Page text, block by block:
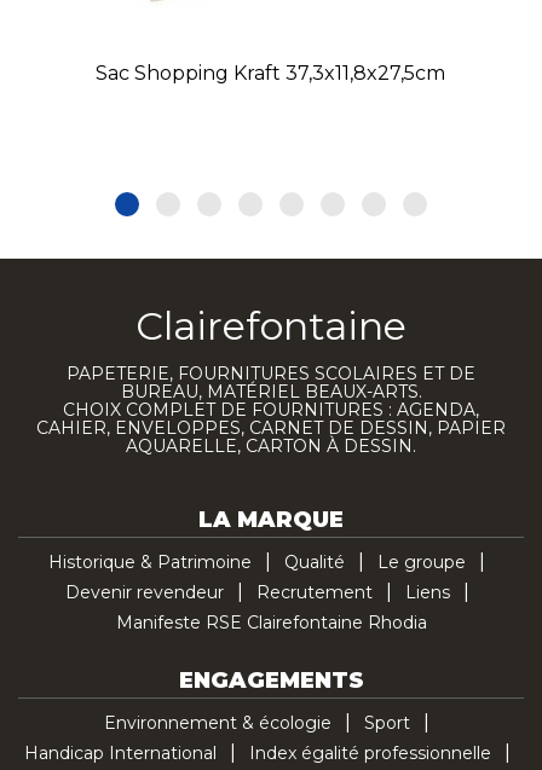
Sac Shopping Kraft 37,3x11,8x27,5cm
Clairefontaine
PAPETERIE, FOURNITURES SCOLAIRES ET DE
BUREAU, MATÉRIEL BEAUX-ARTS.
CHOIX COMPLET DE FOURNITURES : AGENDA,
CAHIER, ENVELOPPES, CARNET DE DESSIN, PAPIER
AQUARELLE, CARTON À DESSIN.
LA MARQUE
Historique & Patrimoine Qualité
Le groupe
Devenir revendeur
Recrutement
Liens
Manifeste RSE Clairefontaine Rhodia
ENGAGEMENTS
Environnement & écologie
Sport
Handicap International
Index égalité professionnelle